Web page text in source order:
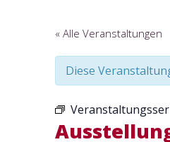
« Alle Veranstaltungen
Diese